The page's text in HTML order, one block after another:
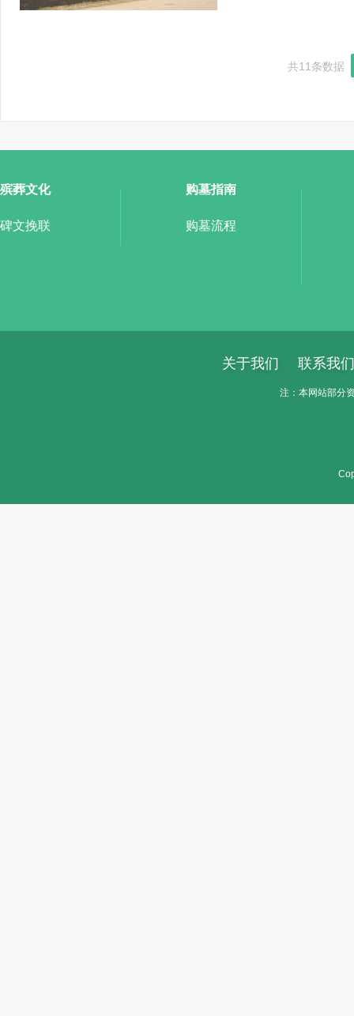
共11条数据
殡葬文化
碑文挽联
购墓指南
购墓流程
关于我们 联系我们
注：本网站部分